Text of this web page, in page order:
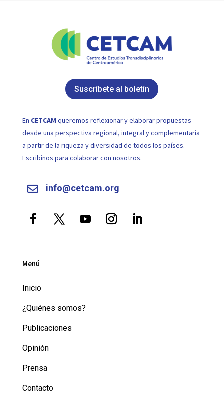
Suscríbete al boletín
En CETCAM queremos reflexionar y elaborar propuestas
desde una perspectiva regional, integral y complementaria
a partir de la riqueza y diversidad de todos los países.
Escribínos para colaborar con nosotros.
 info@cetcam.org
Menú
Inicio
¿Quiénes somos?
Publicaciones
Opinión
Prensa
Contacto